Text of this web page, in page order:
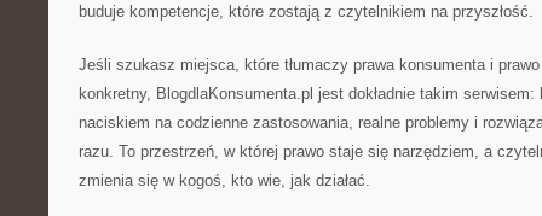
buduje kompetencje, które zostają z czytelnikiem na przyszłość.
Jeśli szukasz miejsca, które tłumaczy prawa konsumenta i
konkretny, BlogdlaKonsumenta.pl jest dokładnie takim
naciskiem na codzienne zastosowania, realne problemy i
razu. To przestrzeń, w której prawo staje się narzędziem, a
zmienia się w kogoś, kto wie, jak działać.